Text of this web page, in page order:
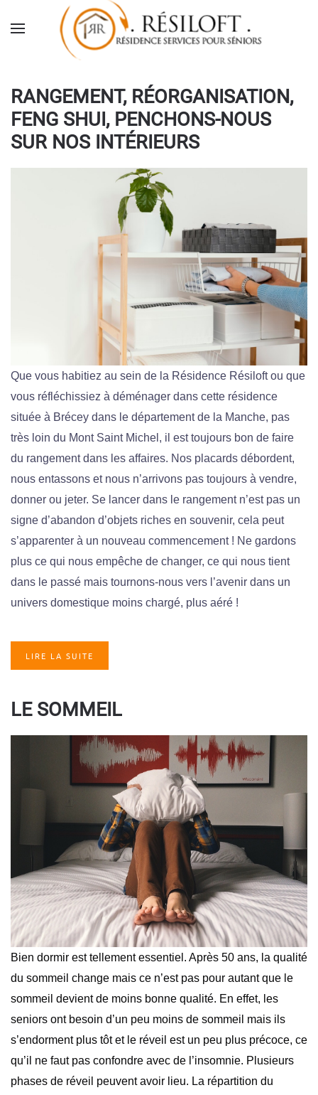
RANGEMENT, RÉORGANISATION,
FENG SHUI, PENCHONS-NOUS
SUR NOS INTÉRIEURS
Que vous habitiez au sein de la Résidence Résiloft ou que
vous réfléchissiez à déménager dans cette résidence
située à Brécey dans le département de la Manche, pas
très loin du Mont Saint Michel, il est toujours bon de faire
du rangement dans les affaires. Nos placards débordent,
nous entassons et nous n’arrivons pas toujours à vendre,
donner ou jeter. Se lancer dans le rangement n’est pas un
signe d’abandon d’objets riches en souvenir, cela peut
s’apparenter à un nouveau commencement ! Ne gardons
plus ce qui nous empêche de changer, ce qui nous tient
dans le passé mais tournons-nous vers l’avenir dans un
univers domestique moins chargé, plus aéré !
LIRE LA SUITE
LE SOMMEIL
Bien dormir est tellement essentiel. Après 50 ans, la qualité
du sommeil change mais ce n’est pas pour autant que le
sommeil devient de moins bonne qualité. En effet, les
seniors ont besoin d’un peu moins de sommeil mais ils
s’endorment plus tôt et le réveil est un peu plus précoce, ce
qu’il ne faut pas confondre avec de l’insomnie. Plusieurs
phases de réveil peuvent avoir lieu. La répartition du